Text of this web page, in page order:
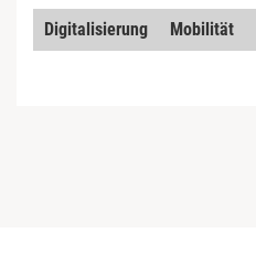
Digitalisierung Mobilität